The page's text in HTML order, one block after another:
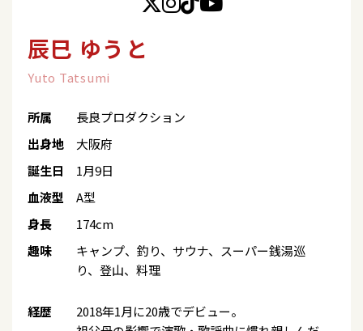
辰巳 ゆうと
Yuto Tatsumi
所属
長良プロダクション
出身地
大阪府
誕生日
1月9日
血液型
A型
身長
174cm
趣味
キャンプ、釣り、サウナ、スーパー銭湯巡
り、登山、料理
経歴
2018年1月に20歳でデビュー。